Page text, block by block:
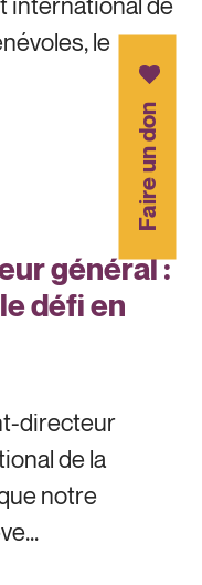
le
général :
défi en
directeur
de la
notre
Faire un don